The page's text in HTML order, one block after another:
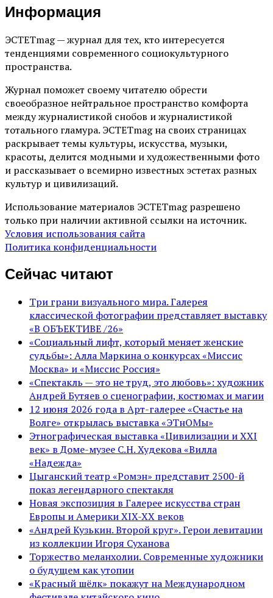
Информация
ЭСТЕТmag — журнал для тех, кто интересуется
тенденциями современного социокультурного
пространства.
Журнал поможет своему читателю обрести
своеобразное нейтральное пространство комфорта
между журналистикой снобов и журналистикой
тотального гламура. ЭСТЕТmag на своих страницах
раскрывает темы культуры, искусства, музыки,
красоты, делится модными и художественными фото
и рассказывает о всемирно известных эстетах разных
культур и цивилизаций.
Использование материалов ЭСТЕТmag разрешено
только при наличии активной ссылки на источник.
Условия использования сайта
Политика конфиденциальности
Сейчас читают
Три грани визуального мира. Галерея
классической фотографии представляет выставку
«В ОБЪЕКТИВЕ /26»
«Социальный лифт, который меняет женские
судьбы»: Алла Маркина о конкурсах «Миссис
Москва» и «Миссис Россия»
«Спектакль — это не труд, это любовь»: художник
Андрей Бутяев о сценографии, костюмах и магии
12 июня 2026 года в Арт-галерее «Счастье на
Волге» открылась выставка «ЭТнОМы»
Этнографическая выставка «Цивилизации и ХХI
век» в Доме-музее С.Н. Худекова «Вилла
«Надежда»
Цыганский театр «Ромэн» представит 2500-й
показ легендарного спектакля
Новая экспозиция в Галерее искусства стран
Европы и Америки XIX-XX веков
«Андрей Кузькин. Второй круг». Герои левитации
из коллекции Игоря Суханова
Торжество меланхолии. Современные художники
о будущем как утопии
«Красный шёлк» покажут на Международном